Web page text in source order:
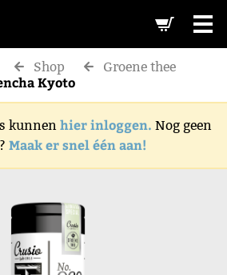
Shop Groene thee
Kyoto
kunnen hier inloggen. Nog geen
Maak er snel één aan!